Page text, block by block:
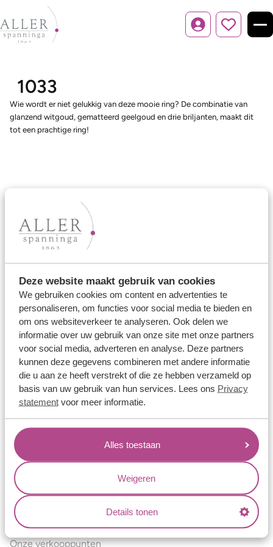
Deze website maakt gebruik van cookies
We gebruiken cookies om content en advertenties te
personaliseren, om functies voor social media te bieden en
om ons websiteverkeer te analyseren. Ook delen we
informatie over uw gebruik van onze site met onze partners
voor social media, adverteren en analyse. Deze partners
kunnen deze gegevens combineren met andere informatie
die u aan ze heeft verstrekt of die ze hebben verzameld op
basis van uw gebruik van hun services. Lees ons Privacy
statementvoor meer informatie.
Alles toestaan
Weigeren
Details tonen
Inloggen
1033
Wie wordt er niet gelukkig van deze mooie ring? De combinatie van
glanzend witgoud, gematteerd geelgoud en drie briljanten, maakt dit
tot een prachtige ring!
Ons aanbod
Trouwringen
Verlovingsringen
Vriendschapsringen
Over ons
Aller Spanninga
Historie
Certificaten
Blogs
Jouw voordelen
Conflictvrije Materialen
Oneindig veel mogelijkheden
Kwaliteit
Juweliers & Contact
Onze verkooppunten